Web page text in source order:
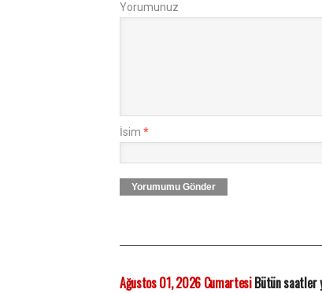
Yorumunuz
İsim *
Yorumumu Gönder
Ağustos 01, 2026 CumartesiBütün saatler